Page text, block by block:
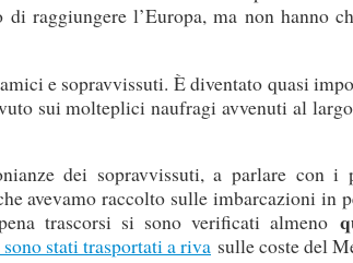
raggiungere l’Europa, ma non hanno
e sopravvissuti. È diventato quasi
sui molteplici naufragi avvenuti al
dei sopravvissuti, a parlare con i
avevamo raccolto sulle imbarcazioni in
trascorsi si sono verificati almeno
stati trasportati a riva sulle coste del